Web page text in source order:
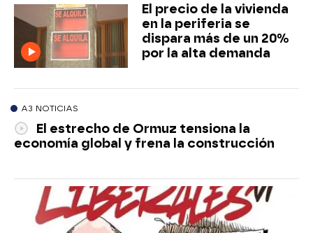
El precio de la vivienda
en la periferia se
dispara más de un 20%
por la alta demanda
A3 NOTICIAS
El estrecho de Ormuz tensiona la
economía global y frena la construcción